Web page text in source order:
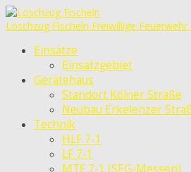
Löschzug Fischeln Freiwillige Feuerwehr
Einsätze
Einsatzgebiet
Gerätehaus
Standort Kölner Straße
Neubau Erkelenzer
Technik
HLF 7-1
LF 7-1